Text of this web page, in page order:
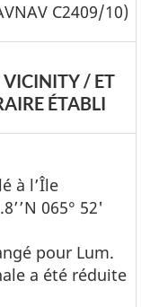
C2409/10)
/ ET
ÉTABLI
à l’Île
065° 52'
pour Lum.
a été réduite